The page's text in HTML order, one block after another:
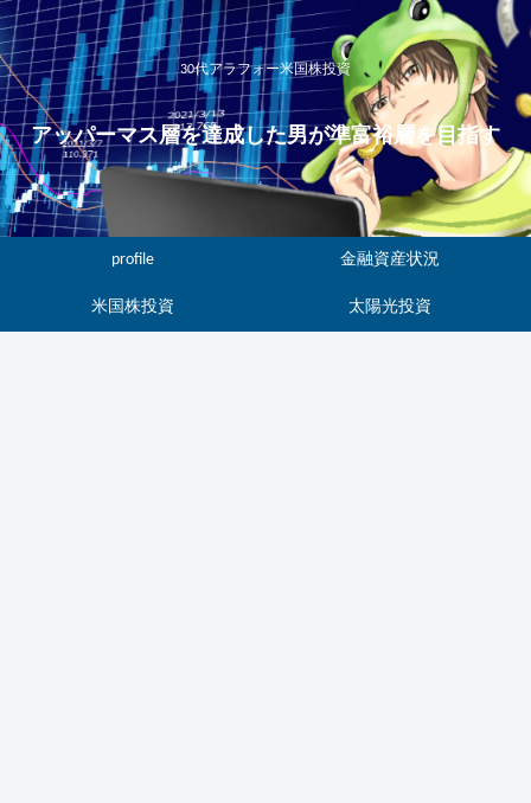
30代アラフォー米国株投資
アッパーマス層を達成した男が準富裕層を目指す
profile 金融資産状況
米国株投資 太陽光投資